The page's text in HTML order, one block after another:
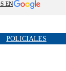
EN
POLICIALES